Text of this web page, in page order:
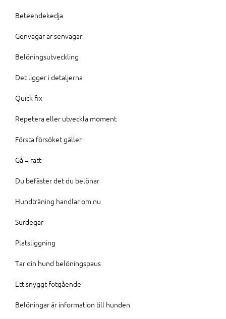
Beteendekedja
Genvägar är senvägar
Belöningsutveckling
Det ligger i detaljerna
Quick fix
Repetera eller utveckla moment
Första försöket gäller
Gå = rätt
Du befäster det du belönar
Hundträning handlar om nu
Surdegar
Platsliggning
Tar din hund belöningspaus
Ett snyggt fotgående
Belöningar är information till hunden